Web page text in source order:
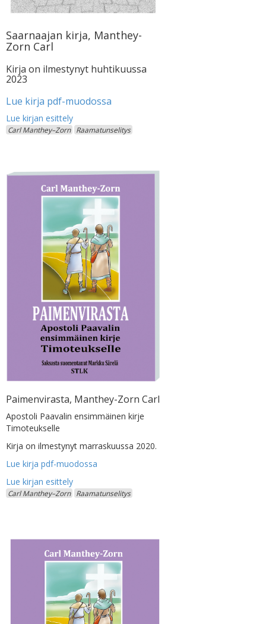
Saarnaajan kirja, Manthey-
Zorn Carl
Kirja on ilmestynyt huhtikuussa
2023
Lue kirja pdf-muodossa
Carl Manthey–Zorn Raamatunselitys
Paimenvirasta, Manthey-Zorn Carl
Apostoli Paavalin ensimmäinen kirje
Timoteukselle
Kirja on ilmestynyt marraskuussa 2020.
Lue kirja pdf-muodossa
Carl Manthey–Zorn Raamatunselitys